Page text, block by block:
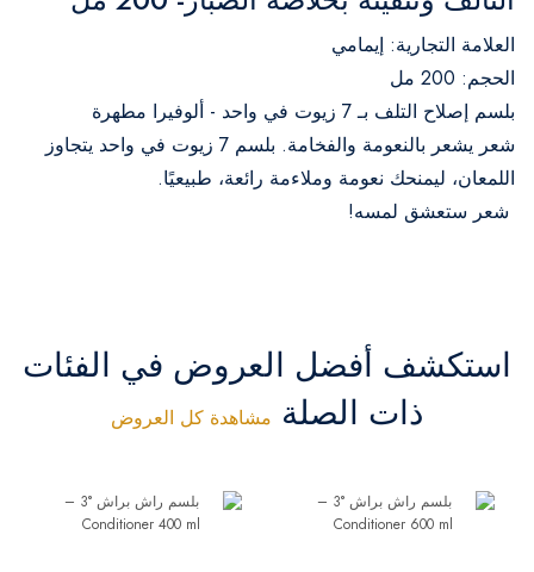
العلامة التجارية: إيمامي
الحجم: 200 مل
بلسم إصلاح التلف بـ 7 زيوت في واحد - ألوفيرا مطهرة
شعر يشعر بالنعومة والفخامة. بلسم 7 زيوت في واحد يتجاوز
اللمعان، ليمنحك نعومة وملاءمة رائعة، طبيعيًا.
شعر ستعشق لمسه!
استكشف أفضل العروض في الفئات
ذات الصلة مشاهدة كل العروض